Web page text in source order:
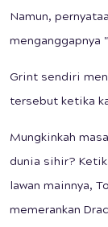
Namun,
menganggapnya
Grint sendiri
tersebut ketika
Mungkinkah
dunia sihir?
lawan mainnya,
memerankan